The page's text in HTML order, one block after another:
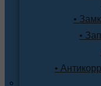
•
•
•